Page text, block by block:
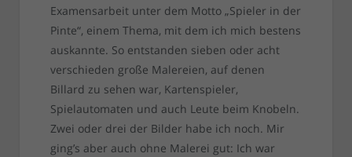
Examensarbeit unter dem Motto „Spieler in der
Pinte“, einem Thema, mit dem ich mich bestens
auskannte. So entstanden sieben oder acht
verschieden große Malereien, auf denen
Billard zu sehen war, Kartenspieler,
Spielautomaten und auch Leute beim Knobeln.
Zwei oder drei der Bilder habe ich noch. Mir
ging’s aber auch ohne Malerei gut: Ich war